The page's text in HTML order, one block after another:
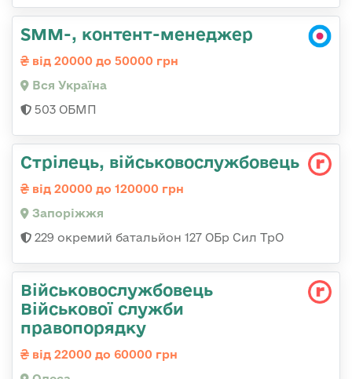
SMM-, контент-менеджер
від 20000 до 50000 грн
Вся Україна
503 ОБМП
Стрілець, військовослужбовець
від 20000 до 120000 грн
Запоріжжя
229 окремий батальйон 127 ОБр Сил ТрО
Військовослужбовець
Військової служби
правопорядку
від 22000 до 60000 грн